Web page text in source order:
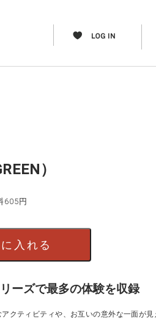
）
605円
入れる
ーズで最多の体験を収録
クティビティや、お互いの意外な一面が